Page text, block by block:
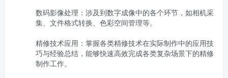
数码影像处理：涉及到数字成像中的各个环节，如相机采
集、文件格式转换、色彩空间管理等。
精修技术应用：掌握各类精修技术在实际制作中的应用技
巧与经验总结，能够快速高效完成各类复杂场景下的精修
制作工作。